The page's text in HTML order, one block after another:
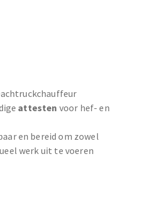
attesten voor hef- en
en bereid om zowel
werk uit te voeren